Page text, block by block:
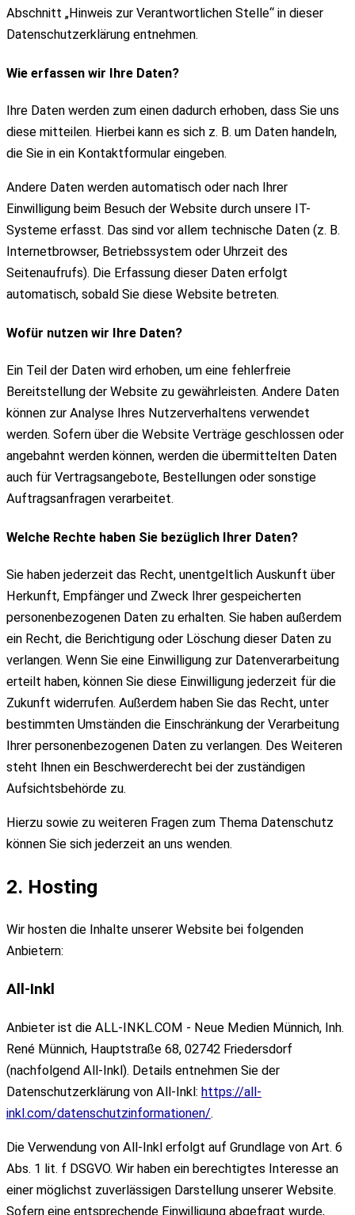
Abschnitt „Hinweis zur Verantwortlichen Stelle“ in dieser
Datenschutzerklärung entnehmen.
Wie erfassen wir Ihre Daten?
Ihre Daten werden zum einen dadurch erhoben, dass Sie uns
diese mitteilen. Hierbei kann es sich z. B. um Daten handeln,
die Sie in ein Kontaktformular eingeben.
Andere Daten werden automatisch oder nach Ihrer
Einwilligung beim Besuch der Website durch unsere IT-
Systeme erfasst. Das sind vor allem technische Daten (z. B.
Internetbrowser, Betriebssystem oder Uhrzeit des
Seitenaufrufs). Die Erfassung dieser Daten erfolgt
automatisch, sobald Sie diese Website betreten.
Wofür nutzen wir Ihre Daten?
Ein Teil der Daten wird erhoben, um eine fehlerfreie
Bereitstellung der Website zu gewährleisten. Andere Daten
können zur Analyse Ihres Nutzerverhaltens verwendet
werden. Sofern über die Website Verträge geschlossen oder
angebahnt werden können, werden die übermittelten Daten
auch für Vertragsangebote, Bestellungen oder sonstige
Auftragsanfragen verarbeitet.
Welche Rechte haben Sie bezüglich Ihrer Daten?
Sie haben jederzeit das Recht, unentgeltlich Auskunft über
Herkunft, Empfänger und Zweck Ihrer gespeicherten
personenbezogenen Daten zu erhalten. Sie haben außerdem
ein Recht, die Berichtigung oder Löschung dieser Daten zu
verlangen. Wenn Sie eine Einwilligung zur Datenverarbeitung
erteilt haben, können Sie diese Einwilligung jederzeit für die
Zukunft widerrufen. Außerdem haben Sie das Recht, unter
bestimmten Umständen die Einschränkung der Verarbeitung
Ihrer personenbezogenen Daten zu verlangen. Des Weiteren
steht Ihnen ein Beschwerderecht bei der zuständigen
Aufsichtsbehörde zu.
Hierzu sowie zu weiteren Fragen zum Thema Datenschutz
können Sie sich jederzeit an uns wenden.
2. Hosting
Wir hosten die Inhalte unserer Website bei folgenden
Anbietern:
All-Inkl
Anbieter ist die ALL-INKL.COM - Neue Medien Münnich, Inh.
René Münnich, Hauptstraße 68, 02742 Friedersdorf
(nachfolgend All-Inkl). Details entnehmen Sie der
Datenschutzerklärung von All-Inkl: https://all-
inkl.com/datenschutzinformationen/.
Die Verwendung von All-Inkl erfolgt auf Grundlage von Art. 6
Abs. 1 lit. f DSGVO. Wir haben ein berechtigtes Interesse an
einer möglichst zuverlässigen Darstellung unserer Website.
Sofern eine entsprechende Einwilligung abgefragt wurde,